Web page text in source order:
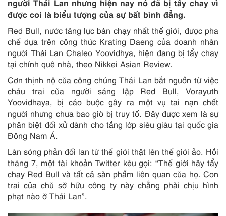
được coi là biểu tượng của sự bất bình đẳng.
Red Bull, nước tăng lực bán chạy nhất thế giới, được pha
chế dựa trên công thức Krating Daeng của doanh nhân
người Thái Lan Chaleo Yoovidhya, hiện đang bị tẩy chay
tại chính quê nhà, theo Nikkei Asian Review.
Cơn thịnh nộ của công chúng Thái Lan bắt nguồn từ việc
cháu trai của người sáng lập Red Bull, Vorayuth
Yoovidhaya, bị cáo buộc gây ra một vụ tai nạn chết
người nhưng chưa bao giờ bị truy tố. Đây được xem là sự
phân biệt đối xử dành cho tầng lớp siêu giàu tại quốc gia
Đông Nam Á.
Làn sóng phản đối lan từ thế giới thật lên thế giới ảo. Hồi
tháng 7, một tài khoản Twitter kêu gọi: “Thế giới hãy tẩy
chay Red Bull và tất cả sản phẩm liên quan của họ. Con
trai của chủ sở hữu công ty này chẳng phải chịu hình
phạt nào ở Thái Lan”.